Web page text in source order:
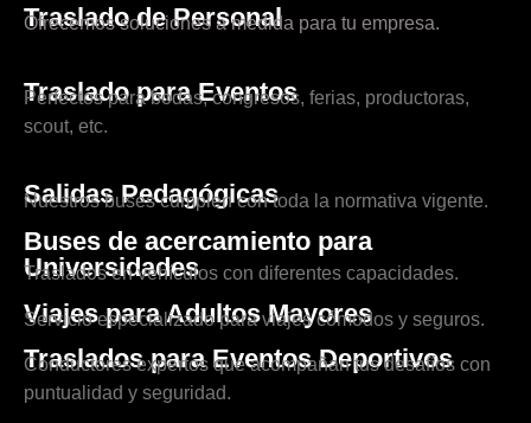
Traslado de Personal
Ofrecemos soluciones a medida para tu empresa.
Traslado para Eventos
Perfectos para bodas, congresos, ferias, productoras,
scout, etc.
Salidas Pedagógicas
Nuestros buses cumplen con toda la normativa vigente.
Buses de acercamiento para
Universidades
Traslados en vehículos con diferentes capacidades.
Viajes para Adultos Mayores
Servicio especializado para viajes cómodos y seguros.
Traslados para Eventos Deportivos
Conductores expertos que acompañan tus desafíos con
puntualidad y seguridad.